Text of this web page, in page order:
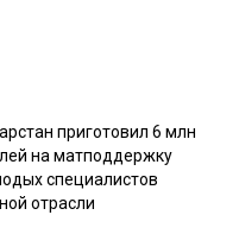
приготовил 6 млн
на матподдержку
специалистов
отрасли